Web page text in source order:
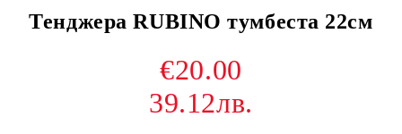
Тенджера RUBINO тумбеста 22см
€20.00
39.12лв.